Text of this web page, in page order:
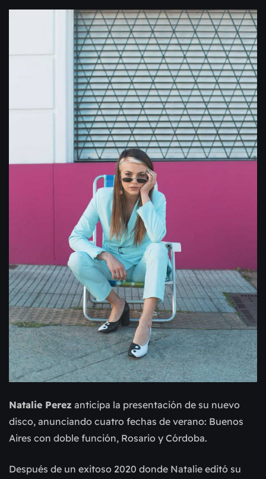
Natalie Perez anticipa la presentación de su nuevo
disco, anunciando cuatro fechas de verano: Buenos
Aires con doble función, Rosario y Córdoba.
Después de un exitoso 2020 donde Natalie editó su